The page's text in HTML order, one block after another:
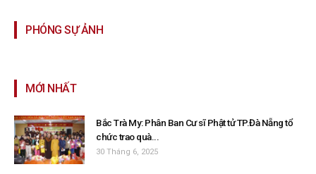
PHÓNG SỰ ẢNH
MỚI NHẤT
Bắc Trà My: Phân Ban Cư sĩ Phật tử TP.Đà Nẵng tổ
chức trao quà...
30 Tháng 6, 2025